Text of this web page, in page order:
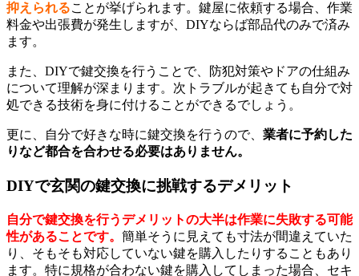
抑えられることが挙げられます。鍵屋に依頼する場合、作業
料金や出張費が発生しますが、DIYならば部品代のみで済み
ます。
また、DIYで鍵交換を行うことで、防犯対策やドアの仕組み
について理解が深まります。次トラブルが起きても自分で対
処できる技術を身に付けることができるでしょう。
更に、自分で好きな時に鍵交換を行うので、 業者に予約した
りなど都合を合わせる必要はありません。
DIYで玄関の鍵交換に挑戦するデメリット
自分で鍵交換を行うデメリットの大半は作業に失敗する可能
性があることです。 簡単そうに見えても寸法が間違えていた
り、そもそも対応していない鍵を購入したりすることもあり
ます。特に規格が合わない鍵を購入してしまった場合、セキ